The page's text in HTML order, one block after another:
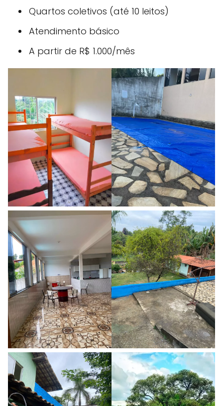
Quartos coletivos (até 10 leitos)
Atendimento básico
A partir de R$ 1.000/mês